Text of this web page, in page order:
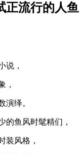
正流行的人鱼
，
，
绎。
鱼风时髦精们，
风格，